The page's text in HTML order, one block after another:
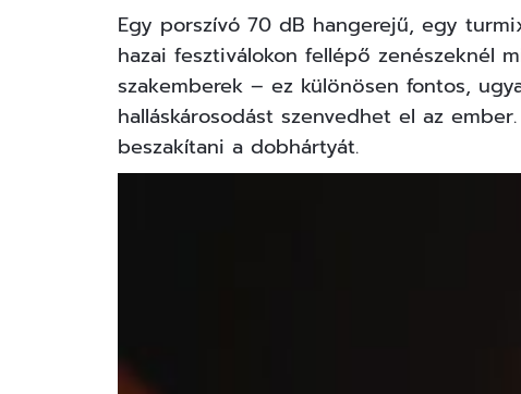
Egy porszívó 70 dB hangerejű, egy
hazai fesztiválokon fellépő zenészeknél
szakemberek – ez különösen fontos,
halláskárosodást szenvedhet el az
beszakítani a dobhártyát.